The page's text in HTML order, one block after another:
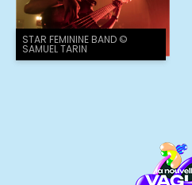
STAR FEMININE BAND ©
SAMUEL TARIN